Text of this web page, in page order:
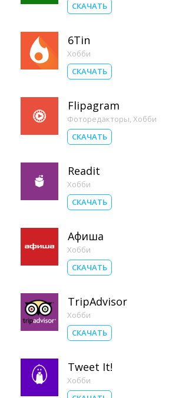
СКАЧАТЬ
6Tin
Хобби
СКАЧАТЬ
Flipagram
Фоторедакторы, Хобби
СКАЧАТЬ
Readit
Хобби
СКАЧАТЬ
Афиша
Хобби
СКАЧАТЬ
TripAdvisor
Хобби
СКАЧАТЬ
Tweet It!
Хобби